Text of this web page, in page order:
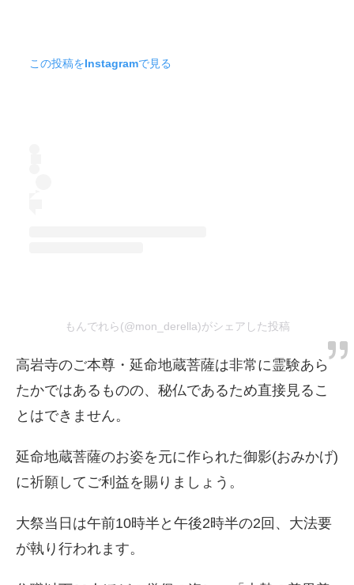
この投稿をInstagramで見る
もんでれら(@mon_derella)がシェアした投稿
高岩寺のご本尊・延命地蔵菩薩は非常に霊験あら
たかではあるものの、秘仏であるため直接見るこ
とはできません。
延命地蔵菩薩のお姿を元に作られた御影(おみかげ)
に祈願してご利益を賜りましょう。
大祭当日は午前10時半と午後2時半の2回、大法要
が執り行われます。